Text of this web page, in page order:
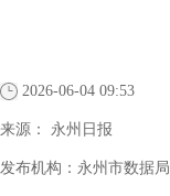
2026-06-04 09:53
来源： 永州日报
发布机构： 永州市数据